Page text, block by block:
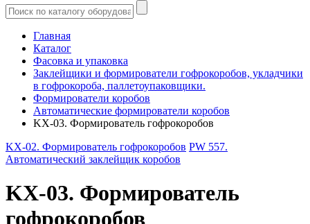
Главная
Каталог
Фасовка и упаковка
Заклейщики и формирователи гофрокоробов, укладчики
в гофрокороба, паллетоупаковщики.
Формирователи коробов
Автоматические формирователи коробов
KX-03. Формирователь гофрокоробов
KX-02. Формирователь гофрокоробов PW 557.
Автоматический заклейщик коробов
KX-03. Формирователь
гофрокоробов